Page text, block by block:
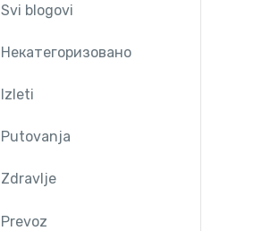
Svi blogovi
Некатегоризовано
Izleti
Putovanja
Zdravlje
Prevoz